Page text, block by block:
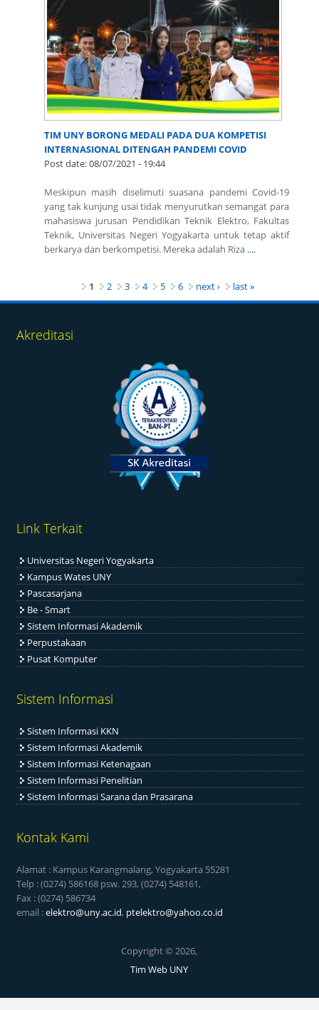
TIM UNY BORONG MEDALI PADA DUA KOMPETISI
INTERNASIONAL DITENGAH PANDEMI COVID
Post date:08/07/2021 - 19:44
Meskipun masih diselimuti suasana pandemi Covid-19
yang tak kunjung usai tidak menyurutkan semangat para
mahasiswa jurusan Pendidikan Teknik Elektro, Fakultas
Teknik, Universitas Negeri Yogyakarta untuk tetap aktif
berkarya dan berkompetisi. Mereka adalah Riza ....
1 2 3 4 5 6 next › last »
Akreditasi
Link Terkait
Universitas Negeri Yogyakarta
Kampus Wates UNY
Pascasarjana
Be - Smart
Sistem Informasi Akademik
Perpustakaan
Pusat Komputer
Sistem Informasi
Sistem Informasi KKN
Sistem Informasi Akademik
Sistem Informasi Ketenagaan
Sistem Informasi Penelitian
Sistem Informasi Sarana dan Prasarana
Kontak Kami
Alamat : Kampus Karangmalang, Yogyakarta 55281
Telp : (0274) 586168 psw. 293, (0274) 548161,
Fax : (0274) 586734
email :elektro@uny.ac.id, ptelektro@yahoo.co.id
Copyright © 2026,
Tim Web UNY